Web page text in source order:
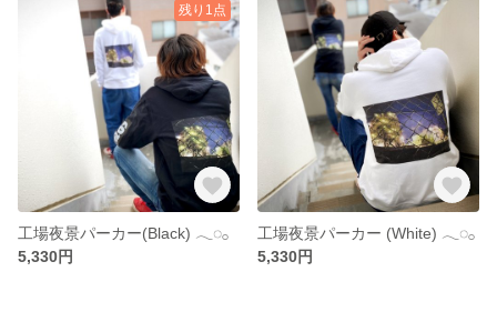
残り1点
工場夜景パーカー(Black) 𓂃◌𓂂
5,330円
工場夜景パーカー (White) 𓂃◌𓂂
5,330円